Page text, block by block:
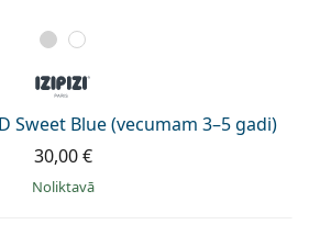
Sweet Blue (vecumam 3–5 gadi)
30,00 €
Noliktavā